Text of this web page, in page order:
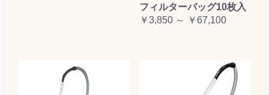
フィルターバッグ10枚入
￥3,850 ～ ￥67,100